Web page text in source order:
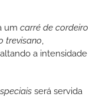
um carré de cordeiro
trevisano,
a intensidade
será servida